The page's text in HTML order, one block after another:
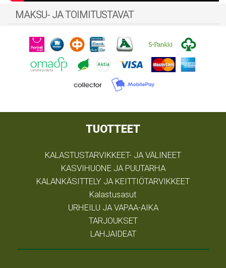
MAKSU- JA TOIMITUSTAVAT
TUOTTEET
KALASTUSTARVIKKEET- JA VÄLINEET
KASVIHUONE JA PUUTARHA
KALANKÄSITTELY JA KEITTIÖTARVIKKEET
Kalastusasut
URHEILU JA VAPAA-AIKA
TARJOUKSET
LAHJAIDEAT